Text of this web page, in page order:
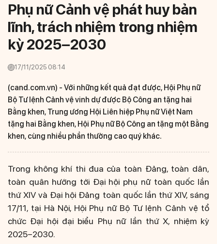
Phụ nữ Cảnh vệ phát huy bản
lĩnh, trách nhiệm trong nhiệm
kỳ 2025–2030
17/11/2025 08:14
(cand.com.vn) - Với những kết quả đạt được, Hội Phụ nữ
Bộ Tư lệnh Cảnh vệ vinh dự được Bộ Công an tặng hai
Bằng khen, Trung ương Hội Liên hiệp Phụ nữ Việt Nam
tặng hai Bằng khen, Hội Phụ nữ Bộ Công an tặng một Bằng
khen, cùng nhiều phần thưởng cao quý khác.
Trong không khí thi đua của toàn Đảng, toàn dân,
toàn quân hướng tới Đại hội phụ nữ toàn quốc lần
thứ XIV và Đại hội Đảng toàn quốc lần thứ XIV, sáng
17/11, tại Hà Nội, Hội Phụ nữ Bộ Tư lệnh Cảnh vệ tổ
chức Đại hội đại biểu Phụ nữ lần thứ X, nhiệm kỳ
2025–2030.